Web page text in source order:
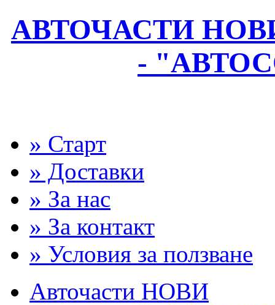
АВТОЧАСТИ
-
» Старт
» Доставки
» За нас
» За контакт
» Условия за ползване
Авточасти НОВИ